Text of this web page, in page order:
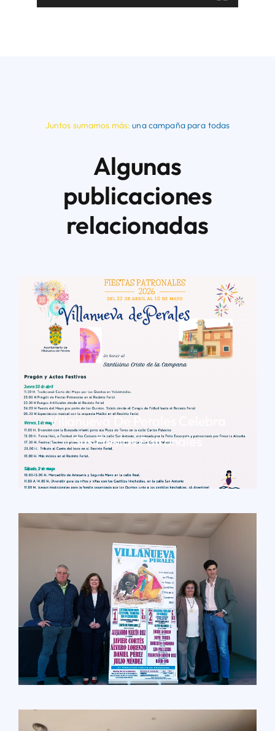
Juntos sumamos más:una campaña para todas
Algunas
publicaciones
relacionadas
Villanueva De Perales Celebra
Sus Fiestas Patronales
LEER MÁS